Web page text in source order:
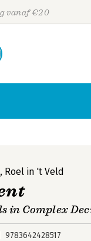
vanaf €20
, Roel in 't Veld
in Complex
9783642428517
Personen